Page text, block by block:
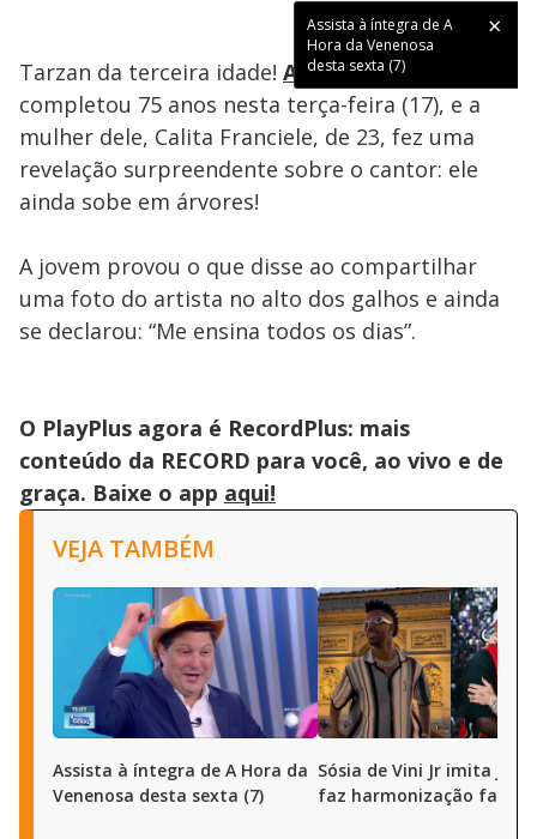
Assista à íntegra de A
Hora da Venenosa
desta sexta (7)
Tarzan da terceira idade! Amado Batista
completou 75 anos nesta terça-feira (17), e a
mulher dele, Calita Franciele, de 23, fez uma
revelação surpreendente sobre o cantor: ele
ainda sobe em árvores!
A jovem provou o que disse ao compartilhar
uma foto do artista no alto dos galhos e ainda
se declarou: “Me ensina todos os dias”.
O PlayPlus agora é RecordPlus: mais
conteúdo da RECORD para você, ao vivo e de
graça. Baixe o app aqui!
VEJA TAMBÉM
Assista à íntegra de A Hora da
Venenosa desta sexta (7)
Sósia de Vini Jr imita
faz harmonização facial